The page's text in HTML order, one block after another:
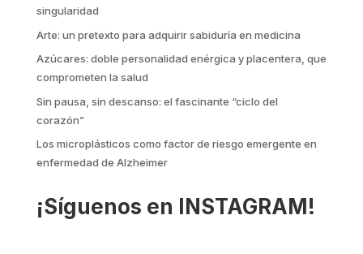
singularidad
Arte: un pretexto para adquirir sabiduría en medicina
Azúcares: doble personalidad enérgica y placentera, que
comprometen la salud
Sin pausa, sin descanso: el fascinante “ciclo del
corazón”
Los microplásticos como factor de riesgo emergente en
enfermedad de Alzheimer
¡Síguenos en INSTAGRAM!